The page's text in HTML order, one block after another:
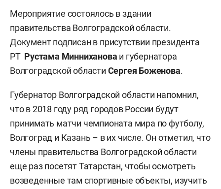
Мероприятие состоялось в здании
правительства Волгоградской области.
Документ подписан в присутствии президента
РТ Рустама Минниханова и губернатора
Волгоградской области Сергея Боженова.
Губернатор Волгоградской области напомнил,
что в 2018 году ряд городов России будут
принимать матчи чемпионата мира по футболу,
Волгоград и Казань – в их числе. Он отметил, что
члены правительства Волгоградской области
еще раз посетят Татарстан, чтобы осмотреть
возведенные там спортивные объекты, изучить